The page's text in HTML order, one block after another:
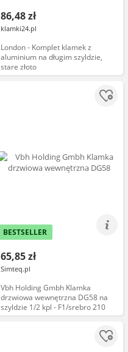
86,48 zł
klamki24.pl
London - Komplet klamek z
aluminium na długim szyldzie,
stare złoto
BESTSELLER
65,85 zł
Simteq.pl
Vbh Holding Gmbh Klamka
drzwiowa wewnętrzna DG58 na
szyldzie 1/2 kpl - F1/srebro 210